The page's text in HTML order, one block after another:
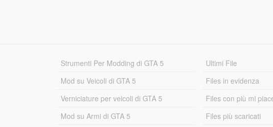
Strumenti Per Modding di GTA 5
Mod su Veicoli di GTA 5
Verniciature per veicoli di GTA 5
Mod su Armi di GTA 5
Ultimi File
Files in evidenza
Files con più mi
Files più scaricati